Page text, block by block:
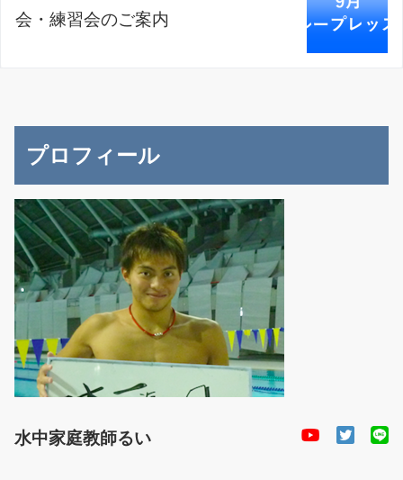
会・練習会のご案内
プロフィール
水中家庭教師るい